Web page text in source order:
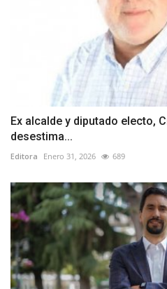
Ex alcalde y diputado electo,
desestima...
Editora Enero 31, 2026 689